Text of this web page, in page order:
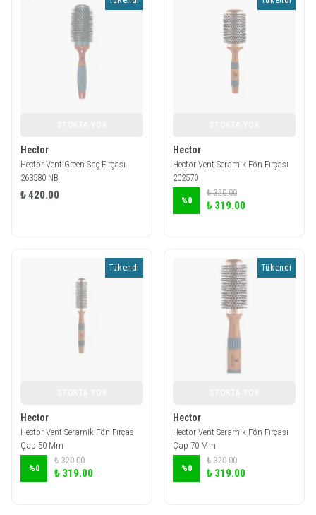
Hector
Hector Vent Green Saç Fırçası
263580 NB
₺ 420.00
Hector
Hector Vent Seramik Fön Fırçası
202570
%0
₺ 320.00
₺ 319.00
Tükendi
Hector
Hector Vent Seramik Fön Fırçası
Çap 50 Mm
%0
₺ 320.00
₺ 319.00
Tükendi
Hector
Hector Vent Seramik Fön Fırçası
Çap 70 Mm
%0
₺ 320.00
₺ 319.00